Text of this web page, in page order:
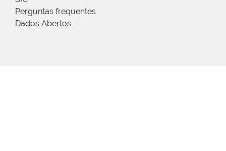
Perguntas frequentes
Dados Abertos